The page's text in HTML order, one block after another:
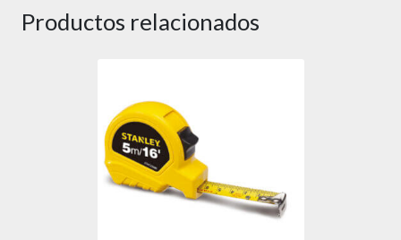
Productos relacionados